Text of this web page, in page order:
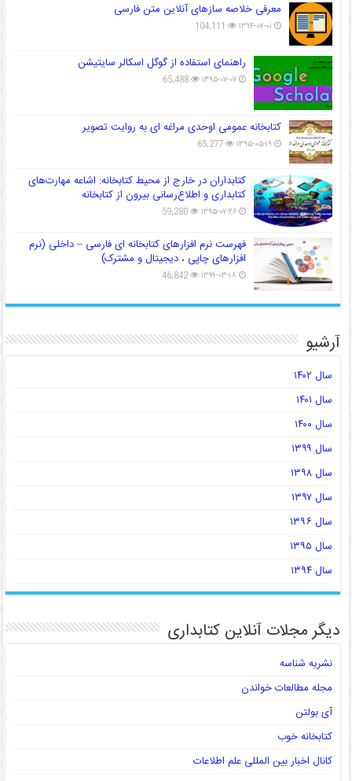
معرفی خلاصه سازهای آنلاین متن فارسی
۱۳۹۴-۰۷-۰۱ 104,111
راهنمای استفاده از گوگل اسکالر سایتیشن
۱۳۹۵-۰۷-۰۷ 65,488
کتابخانه عمومی اوحدی مراغه ای به روایت تصویر
۱۳۹۵-۰۵-۱۹ 65,277
کتابداران در خارج از محیط کتابخانه: اشاعه مهارت‌های
کتابداری و اطلاع‌رسانی بیرون از کتابخانه
۱۳۹۵-۰۷-۲۶ 59,280
فهرست نرم افزارهای کتابخانه ای فارسی – داخلی (نرم
افزارهای چاپی ، دیجیتال و مشترک)
۱۳۹۹-۰۳-۱۸ 46,842
آرشیو
سال ۱۴۰۲
سال ۱۴۰۱
سال ۱۴۰۰
سال ۱۳۹۹
سال ۱۳۹۸
سال ۱۳۹۷
سال ۱۳۹۶
سال ۱۳۹۵
سال ۱۳۹۴
دیگر مجلات آنلاین کتابداری
نشریه شناسه
مجله مطالعات خواندن
آی بولتن
کتابخانه خوب
کانال اخبار بین المللی علم اطلاعات